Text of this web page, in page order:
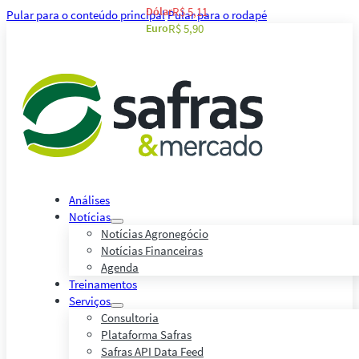
Pular para o conteúdo principalPular para o rodapé
Análises
Notícias
Notícias Agronegócio
Notícias Financeiras
Agenda
Treinamentos
Serviços
Consultoria
Plataforma Safras
Safras API Data Feed
DólarR$ 5,11
EuroR$ 5,90